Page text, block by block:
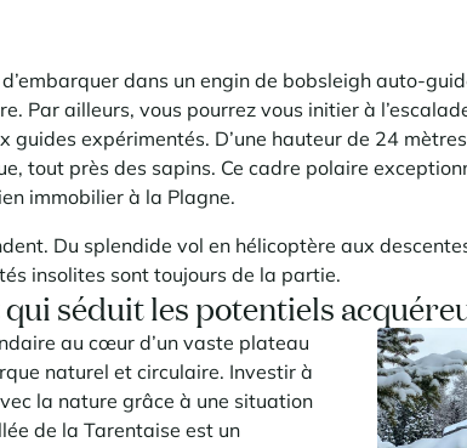
dans un engin de bobsleigh auto-
Par ailleurs, vous pourrez vous initier à
expérimentés. D’une hauteur de 24
tout près des sapins. Ce cadre polaire
immobilier à la Plagne.
Du splendide vol en hélicoptère aux
insolites sont toujours de la partie.
séduit les potentiels
au cœur d’un vaste plateau
naturel et circulaire. Investir à
la nature grâce à une situation
de la Tarentaise est un